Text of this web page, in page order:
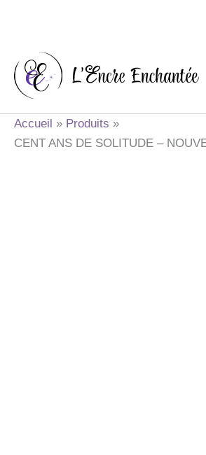
contenu
Accueil
Produits
CENT ANS DE SOLITUDE –